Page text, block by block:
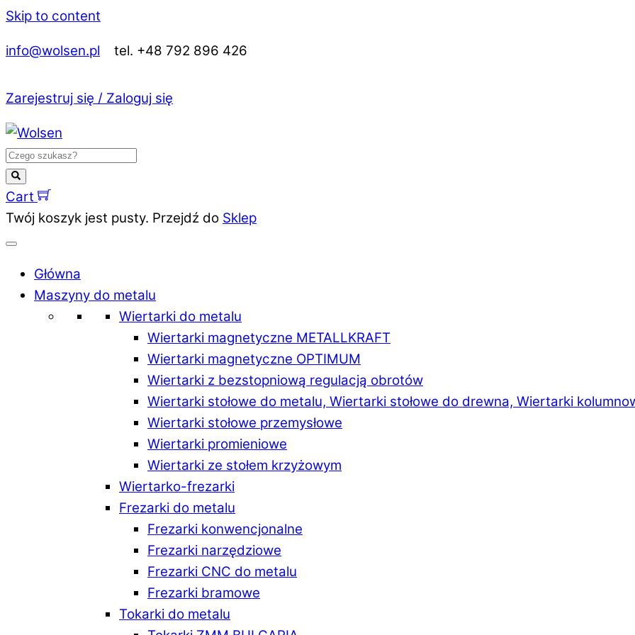
Skip to content
info@wolsen.pl tel. +48 792 896 426
Zarejestruj się / Zaloguj się
Cart
Twój koszyk jest pusty. Przejdź do Sklep
Główna
Maszyny do metalu
Wiertarki do metalu
Wiertarki magnetyczne METALLKRAFT
Wiertarki magnetyczne OPTIMUM
Wiertarki z bezstopniową regulacją obrotów
Wiertarki stołowe do metalu, Wiertarki stołowe do drewna, Wiertarki
Wiertarki stołowe przemysłowe
Wiertarki promieniowe
Wiertarki ze stołem krzyżowym
Wiertarko-frezarki
Frezarki do metalu
Frezarki konwencjonalne
Frezarki narzędziowe
Frezarki CNC do metalu
Frezarki bramowe
Tokarki do metalu